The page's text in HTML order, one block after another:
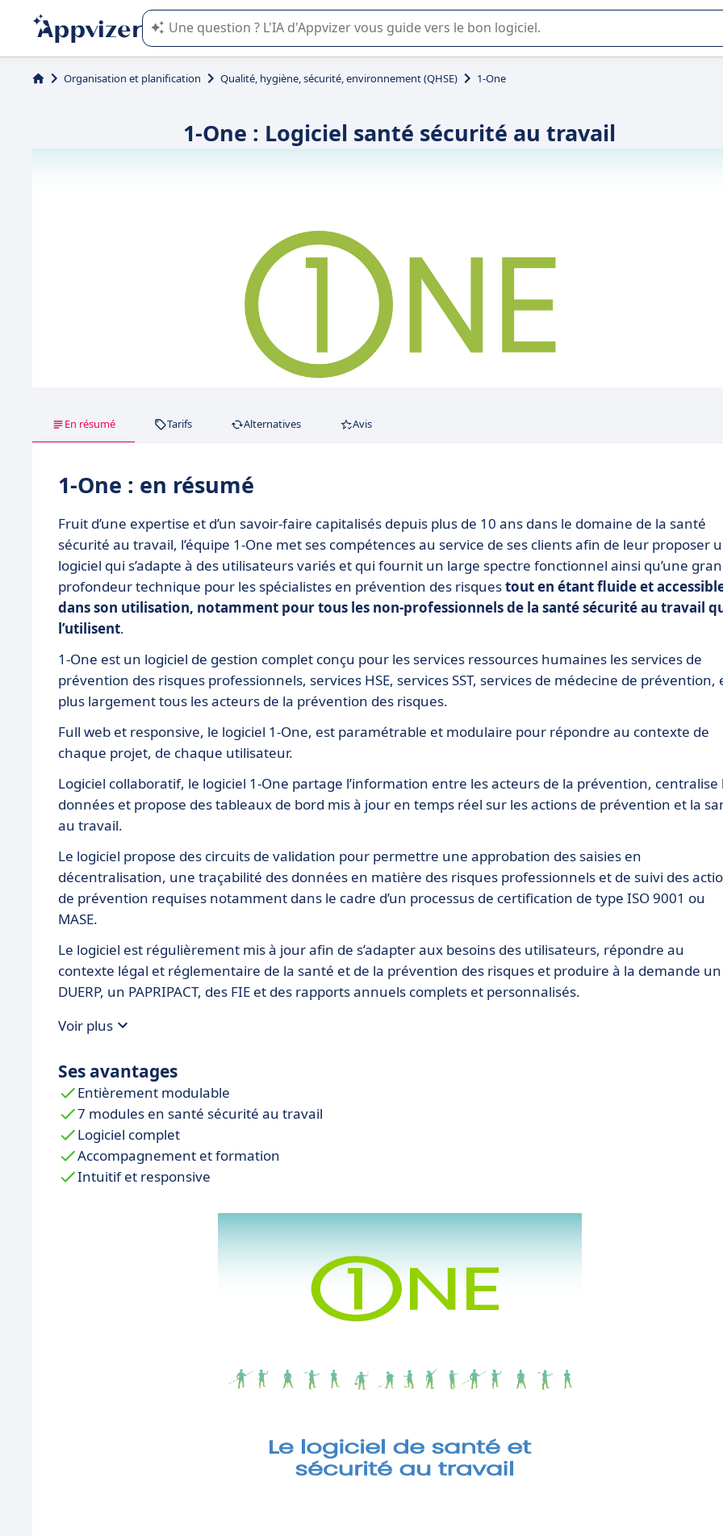
L'IA de Appvizer vous guide dans l'utilisation ou la sélection de logiciel SaaS en entreprise.
Organisation et planification Qualité, hygiène, sécurité, environnement (QHSE) 1-One
1-One : Logiciel santé sécurité au travail
En résumé Tarifs Alternatives Avis
1-One : en résumé
Fruit d’une expertise et d’un savoir-faire capitalisés depuis plus de 10 ans dans le domaine de la santé
sécurité au travail, l’équipe 1-One met ses compétences au service de ses clients afin de leur proposer
logiciel qui s’adapte à des utilisateurs variés et qui fournit un large spectre fonctionnel ainsi qu’une
profondeur technique pour les spécialistes en prévention des risquestout en étant fluide et
dans son utilisation, notamment pour tous les non-professionnels de la santé sécurité au travail
l’utilisent.
1-One est un logiciel de gestion complet conçu pour les services ressources humaines les services de
prévention des risques professionnels, services HSE, services SST, services de médecine de prévention,
plus largement tous les acteurs de la prévention des risques.
Full web et responsive, le logiciel 1-One, est paramétrable et modulaire pour répondre au contexte de
chaque projet, de chaque utilisateur.
Logiciel collaboratif, le logiciel 1-One partage l’information entre les acteurs de la prévention, centralise
données et propose des tableaux de bord mis à jour en temps réel sur les actions de prévention et la
au travail.
Le logiciel propose des circuits de validation pour permettre une approbation des saisies en
décentralisation, une traçabilité des données en matière des risques professionnels et de suivi des
de prévention requises notamment dans le cadre d’un processus de certification de type ISO 9001 ou
MASE.
Le logiciel est régulièrement mis à jour afin de s’adapter aux besoins des utilisateurs, répondre au
contexte légal et réglementaire de la santé et de la prévention des risques et produire à la demande un
DUERP, un PAPRIPACT, des FIE et des rapports annuels complets et personnalisés.
Voir plus
Ses avantages
Entièrement modulable
7 modules en santé sécurité au travail
Logiciel complet
Accompagnement et formation
Intuitif et responsive